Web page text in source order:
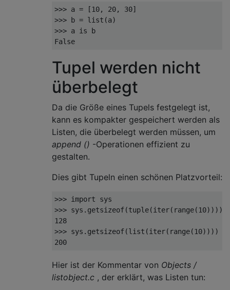
>>> a = [10, 20, 30]
>>> b = list (a)
>>> a is
False
Tupel werden nicht
überbelegt
Da die Größe eines Tupels festgelegt ist,
kann es kompakter gespeichert werden als
Listen, die überbelegt werden müssen, um
append () -Operationen effizient zu
gestalten.
Dies gibt Tupeln einen schönen Platzvorteil:
>>> import
>>> sys . getsizeof(tuple(iter( range(10))))
128
>>> sys . getsizeof(list (iter( range(10))))
200
Hier ist der Kommentar von Objects /
listobject.c , der erklärt, was Listen tun: